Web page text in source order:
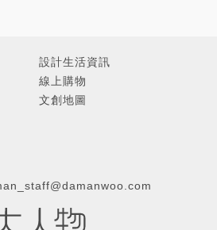
設計生活資訊
線上購物
文創地圖